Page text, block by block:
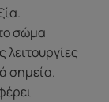
σώμα
λειτουργίες
σημεία.